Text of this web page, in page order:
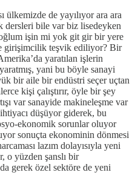
ülkemizde de yayılıyor ara ara
bile var biz lisedeyken
işin mi yok git gir bir yere
girişimcilik teşvik ediliyor? Bir
yaratılan işlerin
yani bu böyle sanayi
bir aile bir endüstri seçer uçtan
kişi çalıştırır, öyle bir şey
var sanayide makineleşme var
düşüyor giderek, bu
ekonomik sorunlar oluyor
sonuçta ekonominin dönmesi
lazım dolayısıyla yeni
o yüzden şanslı bir
gerek özel sektöre de yeni